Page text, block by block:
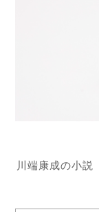
川端康成の小説